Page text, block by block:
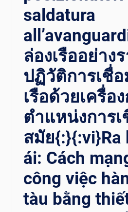
ELLA S
ALDATURA D
ETROLIO E
G
AS C
ON S
OLUZIONI D
I P
OSIZIONAMENTO A
:TH}ก
ำลังท
ี่แ
ม่นยำ: เ
ระสิทธิภาพก
ารเ
ชื่อมน
saldatura
ล่องเรืออย่าง
ปฏิวัติการเชื่
เรือด้วยเครื่อ
ตำแหน่งการ
สมัย{:}{:vi}Ra
ái: Cách
công việc
tàu bằng